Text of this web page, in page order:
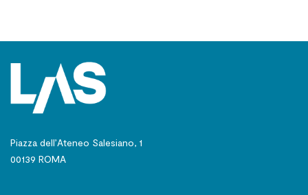
Piazza dell’Ateneo Salesiano, 1
00139 ROMA